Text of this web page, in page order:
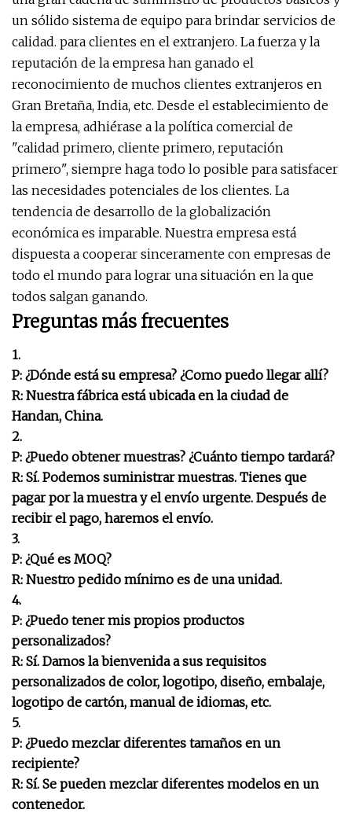
un sólido sistema de equipo para brindar servicios de
calidad. para clientes en el extranjero. La fuerza y ​​la
reputación de la empresa han ganado el
reconocimiento de muchos clientes extranjeros en
Gran Bretaña, India, etc. Desde el establecimiento de
la empresa, adhiérase a la política comercial de
"calidad primero, cliente primero, reputación
primero", siempre haga todo lo posible para satisfacer
las necesidades potenciales de los clientes. La
tendencia de desarrollo de la globalización
económica es imparable. Nuestra empresa está
dispuesta a cooperar sinceramente con empresas de
todo el mundo para lograr una situación en la que
todos salgan ganando.
Preguntas más frecuentes
1.
P: ¿Dónde está su empresa? ¿Como puedo llegar allí?
R: Nuestra fábrica está ubicada en la ciudad de
Handan, China.
2.
P: ¿Puedo obtener muestras? ¿Cuánto tiempo tardará?
R: Sí. Podemos suministrar muestras. Tienes que
pagar por la muestra y el envío urgente. Después de
recibir el pago, haremos el envío.
3.
P: ¿Qué es MOQ?
R: Nuestro pedido mínimo es de una unidad.
4.
P: ¿Puedo tener mis propios productos
personalizados?
R: Sí. Damos la bienvenida a sus requisitos
personalizados de color, logotipo, diseño, embalaje,
logotipo de cartón, manual de idiomas, etc.
5.
P: ¿Puedo mezclar diferentes tamaños en un
recipiente?
R: Sí. Se pueden mezclar diferentes modelos en un
contenedor.